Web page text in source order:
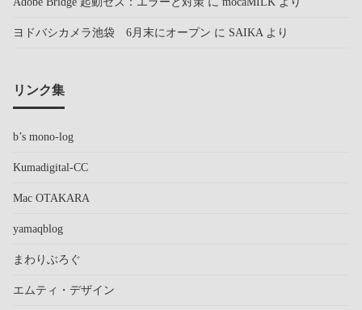
ヨドバシカメラ池袋 6月末にオープン に SAIKA より
リンク集
b’s mono-log
Kumadigital-CC
Mac OTAKARA
yamaqblog
まわりぶろぐ
エムティ・デザイン